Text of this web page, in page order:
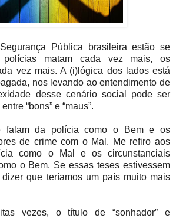
Pública brasileira estão se
polícias matam cada vez mais, os
vez mais. A (i)lógica dos lados está
nos levando ao entendimento de
desse cenário social pode ser
“bons” e “maus”.
falam da polícia como o Bem e os
de crime com o Mal. Me refiro aos
como o Mal e os circunstanciais
o Bem. Se essas teses estivessem
que teríamos um país muito mais
vezes, o título de “sonhador” e